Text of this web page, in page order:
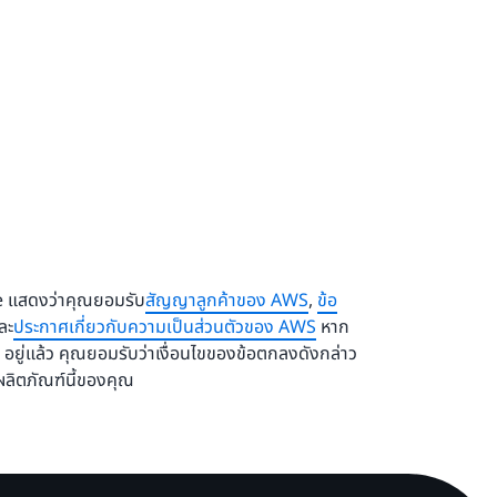
แสดงว่าคุณยอมรับสัญญาลูกค้าของ AWS, ข้อ
ประกาศเกี่ยวกับความเป็นส่วนตัวของ AWS หาก
ยู่แล้ว คุณยอมรับว่าเงื่อนไขของข้อตกลงดังกล่าว
ผลิตภัณฑ์นี้ของคุณ